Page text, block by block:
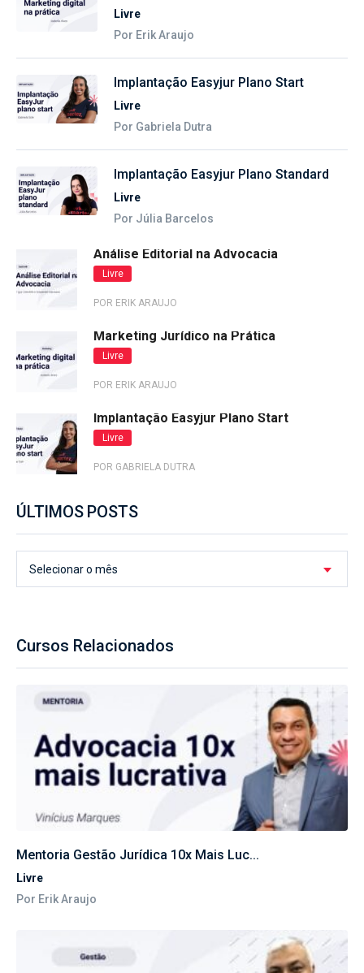
Cursos Relacionados
Mentoria Gestão Jurídica 10x Mais Luc...
Livre
Por Erik Araujo
Livre
Por Erik Araujo
Implantação Easyjur Plano Start
Livre
Por Gabriela Dutra
Implantação Easyjur Plano Standard
Livre
Por Júlia Barcelos
Análise Editorial na Advocacia
Livre
POR ERIK ARAUJO
Marketing Jurídico na Prática
Livre
POR ERIK ARAUJO
Implantação Easyjur Plano Start
Livre
POR GABRIELA DUTRA
ÚLTIMOS POSTS
Selecionar o mês